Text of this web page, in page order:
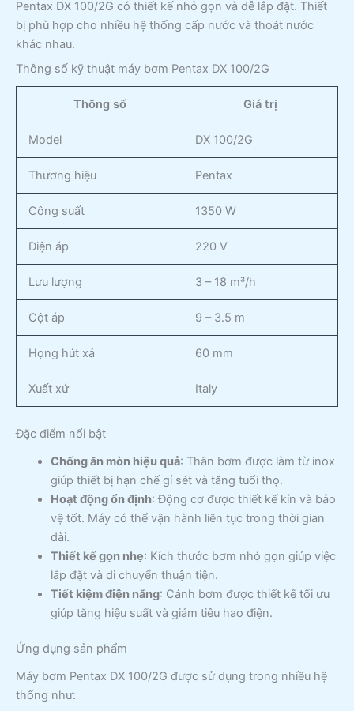
Pentax DX 100/2G có thiết kế nhỏ gọn và dễ lắp đặt. Thiết
bị phù hợp cho nhiều hệ thống cấp nước và thoát nước
khác nhau.
Thông số kỹ thuật máy bơm Pentax DX 100/2G
Thông số Giá trị
Model DX 100/2G
Thương hiệu Pentax
Công suất 1350 W
Điện áp 220 V
Lưu lượng 3 – 18 m³/h
Cột áp 9 – 3.5 m
Họng hút xả 60 mm
Xuất xứ Italy
Đặc điểm nổi bật
Chống ăn mòn hiệu quả: Thân bơm được làm từ inox
giúp thiết bị hạn chế gỉ sét và tăng tuổi thọ.
Hoạt động ổn định: Động cơ được thiết kế kín và bảo
vệ tốt. Máy có thể vận hành liên tục trong thời gian
dài.
Thiết kế gọn nhẹ: Kích thước bơm nhỏ gọn giúp việc
lắp đặt và di chuyển thuận tiện.
Tiết kiệm điện năng: Cánh bơm được thiết kế tối ưu
giúp tăng hiệu suất và giảm tiêu hao điện.
Ứng dụng sản phẩm
Máy bơm Pentax DX 100/2G được sử dụng trong nhiều hệ
thống như: